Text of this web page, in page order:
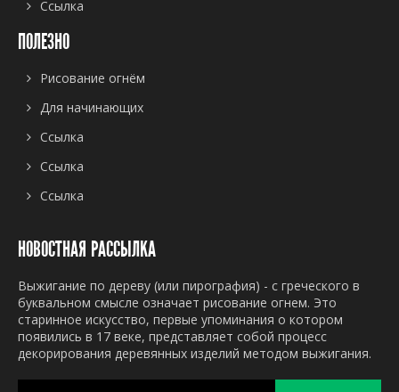
Ссылка
ПОЛЕЗНО
Рисование огнём
Для начинающих
Ссылка
Ссылка
Ссылка
НОВОСТНАЯ РАССЫЛКА
Выжигание по дереву (или пирография) - с греческого в
буквальном смысле означает рисование огнем. Это
старинное искусство, первые упоминания о котором
появились в 17 веке, представляет собой процесс
декорирования деревянных изделий методом выжигания.